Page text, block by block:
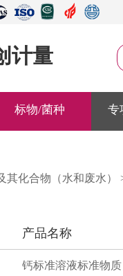
计量
标物/菌种 专
其化合物（水和废水）
产品名称
钙标准溶液标准物质